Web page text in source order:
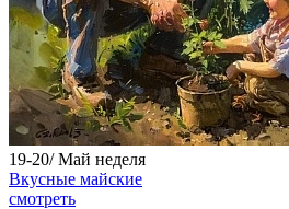
19-20/ Май неделя
Вкусные майские
смотреть